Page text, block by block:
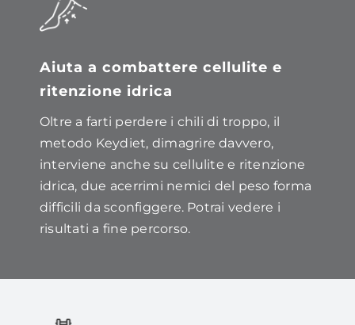
Aiuta a combattere cellulite e
ritenzione idrica
Oltre a farti perdere i chili di troppo, il
metodo Keydiet, dimagrire davvero,
interviene anche su cellulite e ritenzione
idrica, due acerrimi nemici del peso forma
difficili da sconfiggere. Potrai vedere i
risultati a fine percorso.